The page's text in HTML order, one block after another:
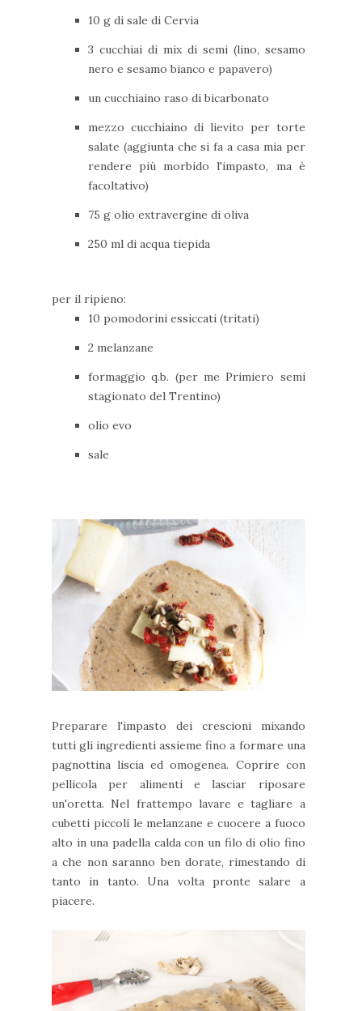
10 g di sale di Cervia
3 cucchiai di mix di semi (lino, sesamo
nero e sesamo bianco e papavero)
un cucchiaino raso di bicarbonato
mezzo cucchiaino di lievito per torte
salate (aggiunta che si fa a casa mia per
rendere più morbido l'impasto, ma è
facoltativo)
75 g olio extravergine di oliva
250 ml di acqua tiepida
per il ripieno:
10 pomodorini essiccati (tritati)
2 melanzane
formaggio q.b. (per me Primiero semi
stagionato del Trentino)
olio evo
sale
Preparare l'impasto dei crescioni mixando
tutti gli ingredienti assieme fino a formare una
pagnottina liscia ed omogenea. Coprire con
pellicola per alimenti e lasciar riposare
un'oretta. Nel frattempo lavare e tagliare a
cubetti piccoli le melanzane e cuocere a fuoco
alto in una padella calda con un filo di olio fino
a che non saranno ben dorate, rimestando di
tanto in tanto. Una volta pronte salare a
piacere.